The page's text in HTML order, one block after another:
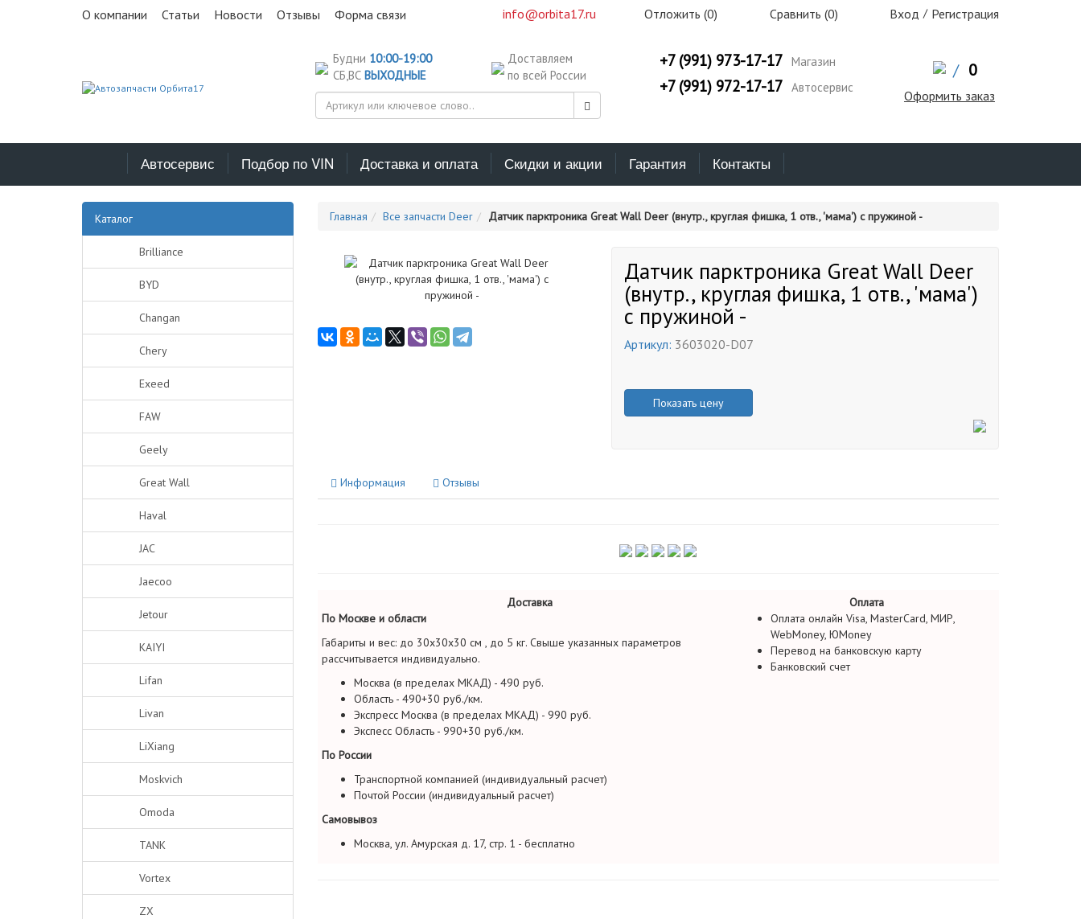
О компании Статьи Новости Отзывы Форма связи info@orbita17.ru Отложить (0) Сравнить (0) Вход / Регистрация
Будни 10:00-19:00
СБ,ВС ВЫХОДНЫЕ
Доставляем
по всей России
+7 (991) 973-17-17 Магазин
+7 (991) 972-17-17 Автосервис
/ 0
Оформить заказ
Автосервис Подбор по VIN Доставка и оплата Скидки и акции Гарантия Контакты
Каталог
Brilliance
BYD
Changan
Chery
Exeed
FAW
Geely
Great Wall
Haval
JAC
Jaecoo
Jetour
KAIYI
Lifan
Livan
LiXiang
Moskvich
Omoda
TANK
Vortex
ZX
Главная Все запчасти Deer Датчик парктроника Great Wall Deer (внутр., круглая фишка, 1 отв., 'мама') с пружиной -
Датчик парктроника Great Wall Deer
(внутр., круглая фишка, 1 отв., 'мама')
с пружиной -
Артикул: 3603020-D07
Показать цену
Информация Отзывы
Доставка
Оплата
По Москве и области
Габариты и вес: до 30х30х30 см , до 5 кг. Свыше указанных параметров
рассчитывается индивидуально.
Москва (в пределах МКАД) - 490 руб.
Область - 490+30 руб./км.
Экспресс Москва (в пределах МКАД) - 990 руб.
Экспесс Область - 990+30 руб./км.
По России
Транспортной компанией (индивидуальный расчет)
Почтой России (индивидуальный расчет)
Самовывоз
Москва, ул. Амурская д. 17, стр. 1 - бесплатно
Оплата онлайн Visa, MasterCard, МИР,
WebMoney, ЮMoney
Перевод на банковскую карту
Банковский счет